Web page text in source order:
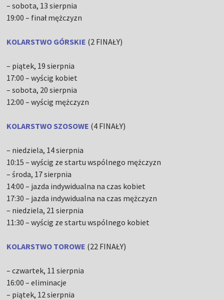
– sobota, 13 sierpnia
19:00 – finał mężczyzn
KOLARSTWO GÓRSKIE (2 FINAŁY)
– piątek, 19 sierpnia
17:00 – wyścig kobiet
– sobota, 20 sierpnia
12:00 – wyścig mężczyzn
KOLARSTWO SZOSOWE (4 FINAŁY)
– niedziela, 14 sierpnia
10:15 – wyścig ze startu wspólnego mężczyzn
– środa, 17 sierpnia
14:00 – jazda indywidualna na czas kobiet
17:30 – jazda indywidualna na czas mężczyzn
– niedziela, 21 sierpnia
11:30 – wyścig ze startu wspólnego kobiet
KOLARSTWO TOROWE (22 FINAŁY)
– czwartek, 11 sierpnia
16:00 – eliminacje
– piątek, 12 sierpnia